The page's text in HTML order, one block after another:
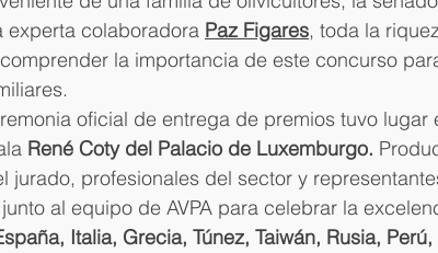
experta colaboradora Paz Figares, toda la
la importancia de este concurso
oficial de entrega de premios tuvo lugar
René Coty del Palacio de Luxemburgo.
jurado, profesionales del sector y
al equipo de AVPA para celebrar la
Italia, Grecia, Túnez, Taiwán, Rusia,